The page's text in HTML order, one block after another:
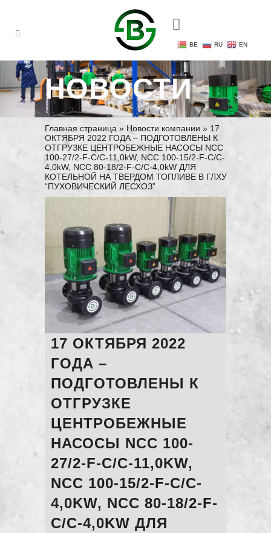
+375 29 684 17 18
НОВОСТИ
Главная страница » Новости компании » 17
ОКТЯБРЯ 2022 ГОДА – ПОДГОТОВЛЕНЫ К
ОТГРУЗКЕ ЦЕНТРОБЕЖНЫЕ НАСОСЫ NCC
100-27/2-F-C/C-11,0kW, NCC 100-15/2-F-C/C-
4,0kW, NCC 80-18/2-F-C/C-4,0kW ДЛЯ
КОТЕЛЬНОЙ НА ТВЕРДОМ ТОПЛИВЕ В ГЛХУ
“ПУХОВИЧЕСКИЙ ЛЕСХОЗ”
17 ОКТЯБРЯ 2022
ГОДА –
ПОДГОТОВЛЕНЫ К
ОТГРУЗКЕ
ЦЕНТРОБЕЖНЫЕ
НАСОСЫ NCC 100-
27/2-F-C/C-11,0KW,
NCC 100-15/2-F-C/C-
4,0KW, NCC 80-18/2-F-
C/C-4,0KW ДЛЯ
BE RU EN